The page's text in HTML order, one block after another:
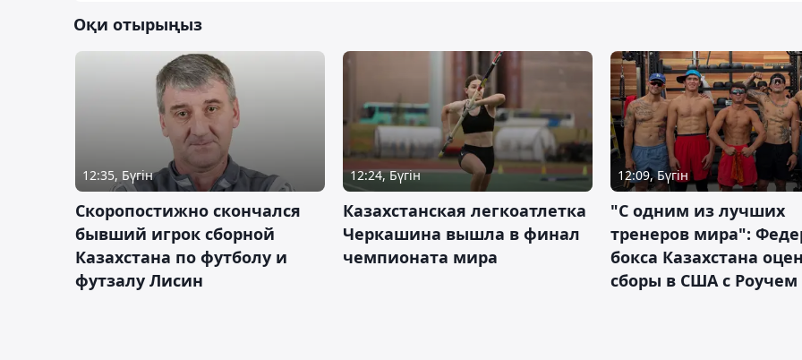
Оқи отырыңыз
12:35, Бүгін
Скоропостижно скончался
бывший игрок сборной
Казахстана по футболу и
футзалу Лисин
12:24, Бүгін
Казахстанская легкоатлетка
Черкашина вышла в финал
чемпионата мира
12:09, Бүгін
"С одним из лучших
тренеров мира":
бокса Казахстана
сборы в США с Роучем